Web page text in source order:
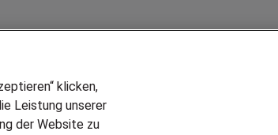
klicken,
Leistung unserer
der Website zu